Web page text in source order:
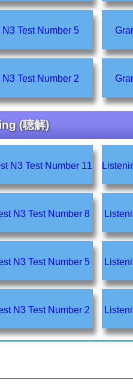
Grammar Level N3 Test Number 5
Grammar Level N3 Test Number 2
(聴解)
Listening (聴解) Test N3 Test Number 11
Listening (聴解) Test N3 Test Number 8
Listening (聴解) Test N3 Test Number 5
Listening (聴解) Test N3 Test Number 2